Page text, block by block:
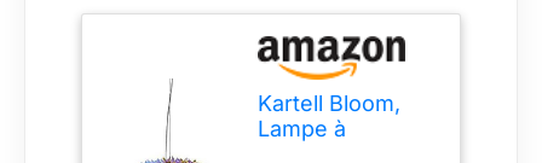
Kartell Bloom,
Lampe à